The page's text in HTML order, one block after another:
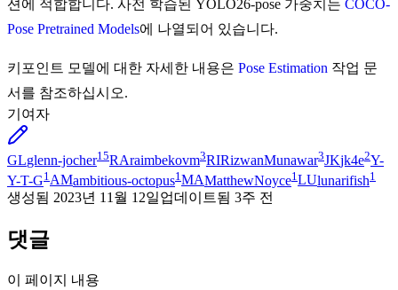
션에 적합합니다. 사전 학습된 YOLO26-pose 가중치는 COCO-
Pose Pretrained Models에 나열되어 있습니다.
키포인트 모델에 대한 자세한 내용은 Pose Estimation 작업 문
서를 참조하십시오.
기여자
GLglenn-jocher15RAraimbekovm3RIRizwanMunawar3JKjk4e2Y-
Y-T-G1 AMambitious-octopus1 MAMatthewNoyce1 LUlunarifish1
생성됨 2023년 11월 12일업데이트됨 3주 전
댓글
이 페이지 내용